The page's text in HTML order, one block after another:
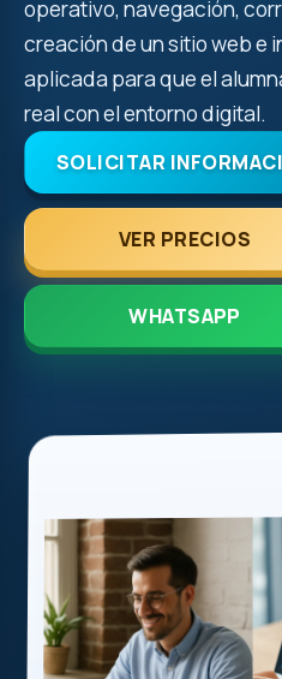
operativo, navegación,
creación de un sitio web e
aplicada para que el
real con el entorno digital.
SOLICITAR
VER PRECIOS
WHATSAPP